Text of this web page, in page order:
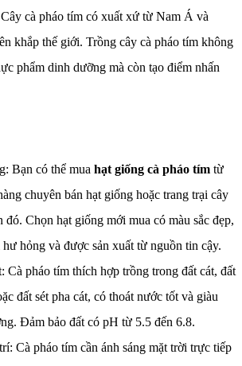
cà pháo tím có xuất xứ từ Nam Á và
khắp thế giới. Trồng cây cà pháo tím không
phẩm dinh dưỡng mà còn tạo điểm nhấn
Bạn có thể mua hạt giống cà pháo tím từ
chuyên bán hạt giống hoặc trang trại cây
đó. Chọn hạt giống mới mua có màu sắc đẹp,
hỏng và được sản xuất từ nguồn tin cậy.
Cà pháo tím thích hợp trồng trong đất cát, đất
đất sét pha cát, có thoát nước tốt và giàu
Đảm bảo đất có pH từ 5.5 đến 6.8.
Cà pháo tím cần ánh sáng mặt trời trực tiếp